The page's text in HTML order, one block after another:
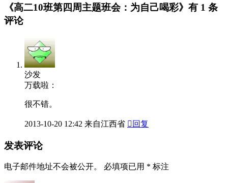
《高二10班第四周主题班会：为自己喝彩》有 1 条
评论
沙发
万载啦：
很不错。
2013-10-20 12:42 来自江西省  回复
发表评论
电子邮件地址不会被公开。 必填项已用 * 标注